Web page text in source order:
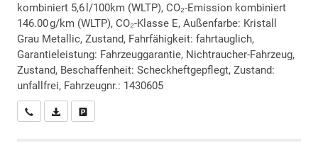
kombiniert 5,6 l/100km (WLTP), CO₂-Emission kombiniert
146.00 g/km (WLTP), CO₂-Klasse E, Außenfarbe: Kristall
Grau Metallic, Zustand, Fahrfähigkeit: fahrtauglich,
Garantieleistung: Fahrzeuggarantie, Nichtraucher-Fahrzeug,
Zustand, Beschaffenheit: Scheckheftgepflegt, Zustand:
unfallfrei, Fahrzeugnr.: 1430605
Wir rufen Sie anPDF-Datei, Fahrzeugexposé drucken